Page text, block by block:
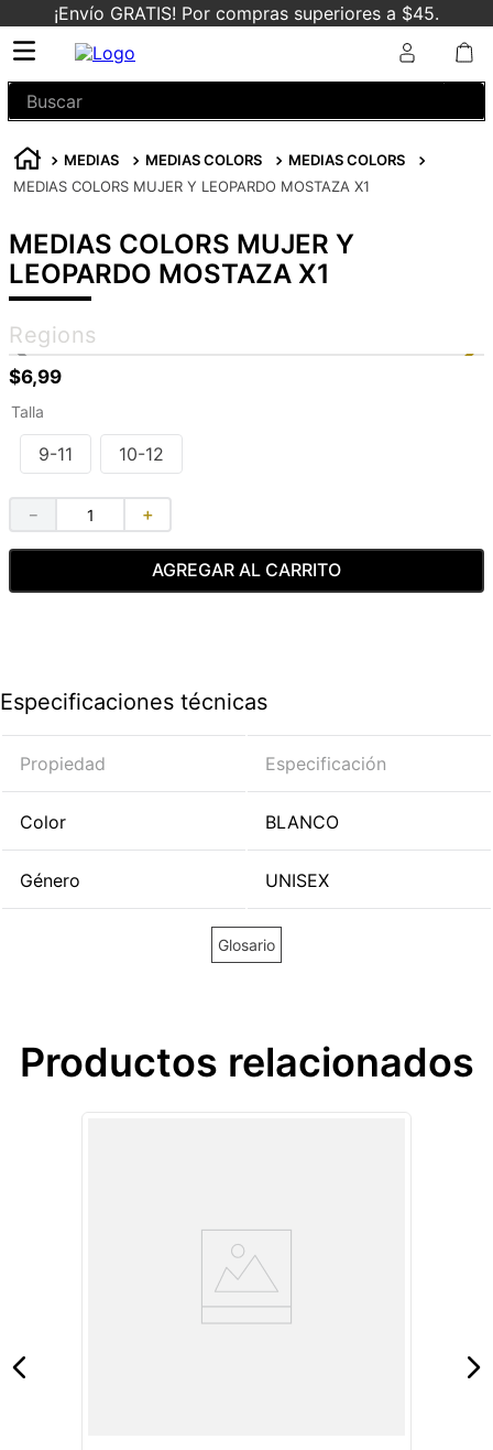
¡Envío GRATIS! Por compras superiores a $45.
Buscar
MEDIAS MEDIAS COLORS
MEDIAS COLORS
MEDIAS COLORS MUJER Y LEOPARDO MOSTAZA X1
MEDIAS COLORS MUJER Y
LEOPARDO MOSTAZA X1
Regions
$6,99
Talla
9-11 10-12
＋
－
AGREGAR AL CARRITO
Especificaciones técnicas
Propiedad Especificación
Color BLANCO
Género UNISEX
Glosario
Productos relacionados